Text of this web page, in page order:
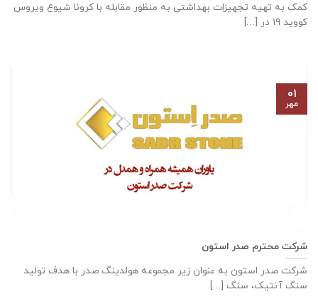
کمک به تهیه تجهیزات بهداشتی به منظور مقابله با کرونا شیوع ویروس
کووید ۱۹ در [...]
شرکت محترم صدر استون
شرکت صدر استون به عنوان زیر مجموعه هولدینگ صدر با هدف تولید
سنگ آنتیک، سنگ [...]
۰۱
مهر